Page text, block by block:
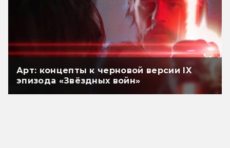
Арт: концепты к черновой версии IX
эпизода «Звёздных войн»